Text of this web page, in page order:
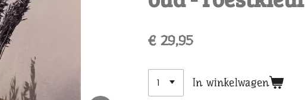
€ 29,95
In winkelwagen